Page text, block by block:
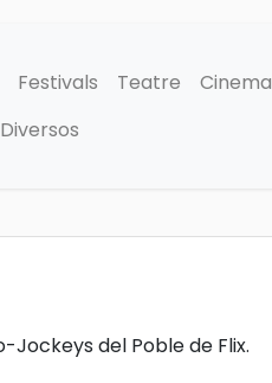
Festivals Teatre Cinema
Diversos
del Poble de Flix.